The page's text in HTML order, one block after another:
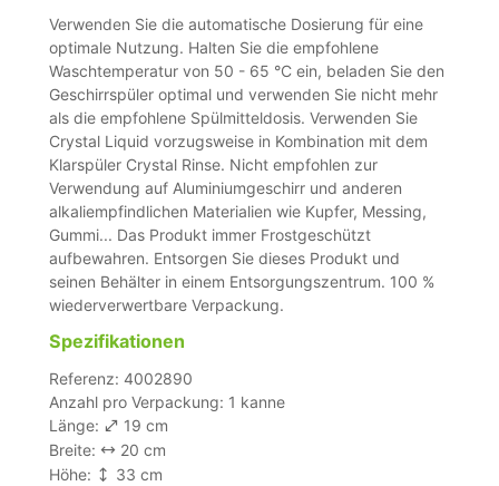
Verwenden Sie die automatische Dosierung für eine
optimale Nutzung. Halten Sie die empfohlene
Waschtemperatur von 50 - 65 °C ein, beladen Sie den
Geschirrspüler optimal und verwenden Sie nicht mehr
als die empfohlene Spülmitteldosis. Verwenden Sie
Crystal Liquid vorzugsweise in Kombination mit dem
Klarspüler Crystal Rinse. Nicht empfohlen zur
Verwendung auf Aluminiumgeschirr und anderen
alkaliempfindlichen Materialien wie Kupfer, Messing,
Gummi... Das Produkt immer Frostgeschützt
aufbewahren. Entsorgen Sie dieses Produkt und
seinen Behälter in einem Entsorgungszentrum. 100 %
wiederverwertbare Verpackung.
Spezifikationen
Referenz: 4002890
Anzahl pro Verpackung: 1 kanne
Länge:
19 cm
Breite:
20 cm
Höhe:
33 cm